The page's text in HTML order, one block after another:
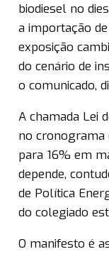
biodiesel no
a importação
exposição
do cenário de
o comunicado,
A chamada Lei
no cronograma
para 16% em
depende,
de Política
do colegiado
O manifesto é